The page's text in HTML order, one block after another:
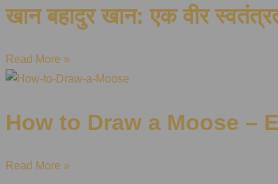
खान बहादुर खान: एक वीर
Read More »
How to Draw a Moose –
Read More »